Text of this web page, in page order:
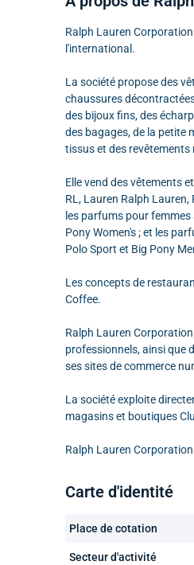
Ralph Lauren
l'international.
La société propose des
chaussures
des bijoux fins, des
des bagages, de la petite
tissus et des revêtements
Elle vend des vêtements
RL, Lauren Ralph
les parfums pour femmes
Pony Women's ; et les
Polo Sport et Big Pony
Les concepts de
Coffee.
Ralph Lauren
professionnels, ainsi que
ses sites de commerce
La société exploite
magasins et boutiques
Ralph Lauren
Carte d'identité
Place de cotation
Secteur d'activité